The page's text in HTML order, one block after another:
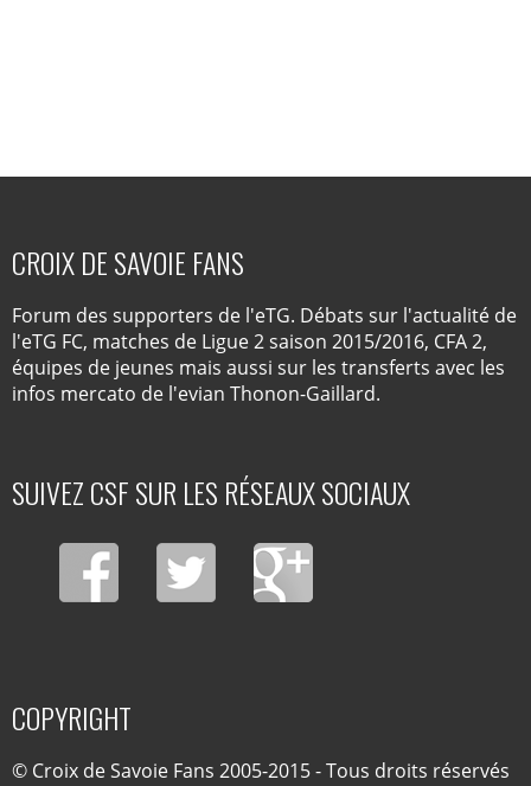
CROIX DE SAVOIE FANS
Forum des supporters de l'eTG. Débats sur l'actualité de
l'eTG FC, matches de Ligue 2 saison 2015/2016, CFA 2,
équipes de jeunes mais aussi sur les transferts avec les
infos mercato de l'evian Thonon-Gaillard.
SUIVEZ CSF SUR LES RÉSEAUX SOCIAUX
COPYRIGHT
© Croix de Savoie Fans 2005-2015 - Tous droits réservés